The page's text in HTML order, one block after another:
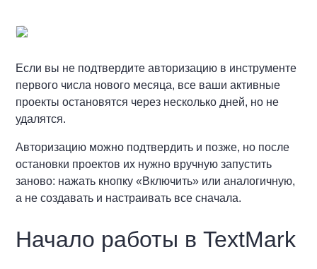
Если вы не подтвердите авторизацию в инструменте
первого числа нового месяца, все ваши активные
проекты остановятся через несколько дней, но не
удалятся.
Авторизацию можно подтвердить и позже, но после
остановки проектов их нужно вручную запустить
заново: нажать кнопку «Включить» или аналогичную,
а не создавать и настраивать все сначала.
Начало работы в TextMark